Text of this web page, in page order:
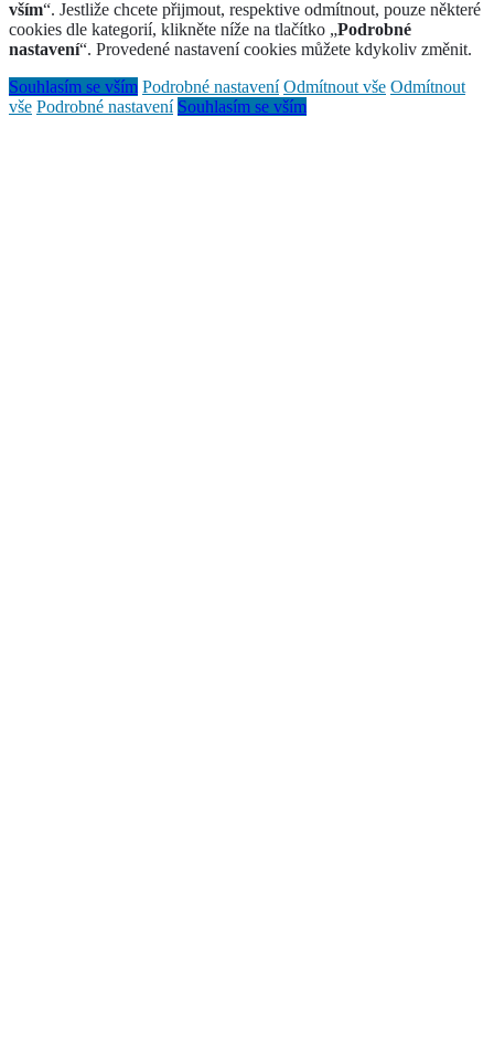
vším“. Jestliže chcete přijmout, respektive odmítnout, pouze některé
cookies dle kategorií, klikněte níže na tlačítko „Podrobné
nastavení“. Provedené nastavení cookies můžete kdykoliv změnit.
Souhlasím se vším Podrobné nastavení Odmítnout vše Odmítnout
vše Podrobné nastavení Souhlasím se vším